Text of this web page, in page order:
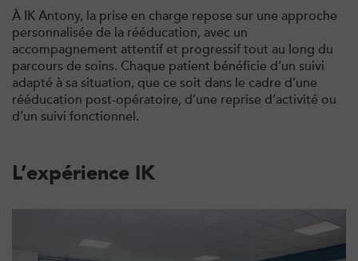
À IK Antony, la prise en charge repose sur une approche
personnalisée de la rééducation, avec un
accompagnement attentif et progressif tout au long du
parcours de soins. Chaque patient bénéficie d’un suivi
adapté à sa situation, que ce soit dans le cadre d’une
rééducation post-opératoire, d’une reprise d’activité ou
d’un suivi fonctionnel.
L’expérience IK
Filtrer lescabinets avec balnéothérapie
8 Avenue de Camoens 75116 Paris
01 42 15 22 46